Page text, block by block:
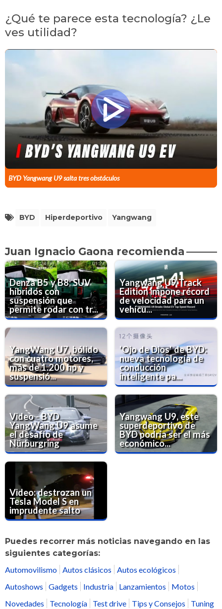
¿Qué te parece esta tecnología? ¿Le
ves utilidad?
BYD Yangwang U9 salta tres obstáculos
BYD Hiperdeportivo Yangwang
Juan Ignacio Gaona recomienda
Denza B5 y B8: SUV
híbridos con
suspensión que
permite rodar con tr...
Yangwang U9 Track
Edition impone récord
de velocidad para un
vehícu...
YangWang U7, bólido
con cuatro motores,
más de 1.200 hp y
suspensió...
'Ojo de Dios' de BYD:
nueva tecnología de
conducción
inteligente pa...
Video - BYD
YangWang U9 asume
el desafío de
Nürburgring
Yangwang U9, este
superdeportivo de
BYD podría ser el más
económico...
Video: destrozan un
Tesla Model S en
imprudente salto
Puedes recorrer más noticias navegando en las
siguientes categorías:
Automovilismo Autos clásicos
Autos ecológicos
Autoshows
Gadgets Industria Lanzamientos
Motos
Novedades
Tecnología Test drive Tips y Consejos Tuning